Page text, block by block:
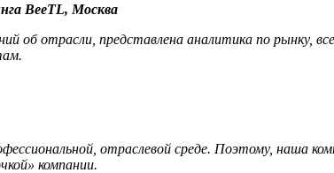
BeeTL, Москва
об отрасли, представлена аналитика по
отраслевой среде. Поэтому, наша
компании.